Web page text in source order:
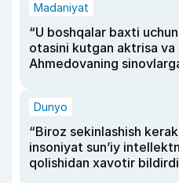
Madaniyat
“U boshqalar baxti
otasini kutgan aktrisa va
Ahmedovaning
Dunyo
“Biroz sekinlashish
insoniyat sun’iy
qolishidan xavotir bildirdi